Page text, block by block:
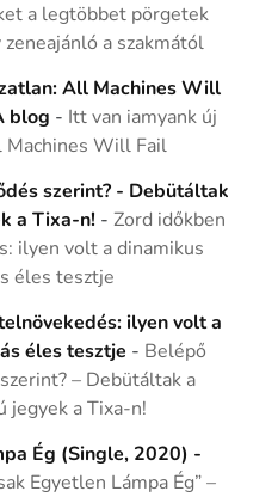
a legtöbbet pörgetek
zeneajánló a szakmától
All Machines Will
blog - Itt van iamyank új
Machines Will Fail
szerint? - Debütáltak
a Tixa-n! -Zord időkben
ilyen volt a dinamikus
éles tesztje
ilyen volt a
éles tesztje - Belépő
– Debütáltak a
jegyek a Tixa-n!
Ég (Single, 2020) -
Egyetlen Lámpa Ég” –